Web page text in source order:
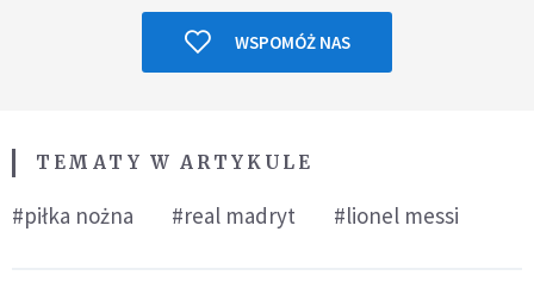
WSPOMÓŻ NAS
TEMATY W ARTYKULE
#piłka nożna #real madryt #lionel messi